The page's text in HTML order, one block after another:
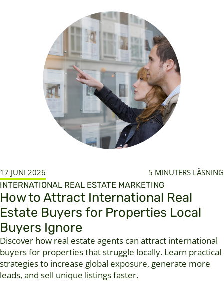
17 JUNI 2026 5 MINUTERS LÄSNING
INTERNATIONAL REAL ESTATE MARKETING
How to Attract International Real
Estate Buyers for Properties Local
Buyers Ignore
Discover how real estate agents can attract international
buyers for properties that struggle locally. Learn practical
strategies to increase global exposure, generate more
leads, and sell unique listings faster.